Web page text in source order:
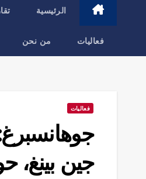
الرئيسية
فعاليات من نحن
فعاليات
جين بينغ،